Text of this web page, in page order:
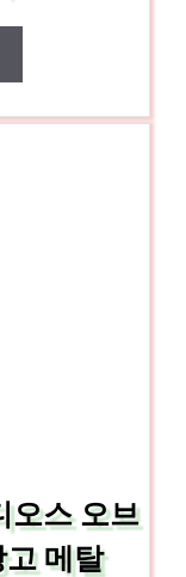
오스 오브
메탈